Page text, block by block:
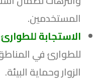
المستخدمين.
الاستجابة للطوارئ
للطوارئ في
الزوار وحماية البيئة.